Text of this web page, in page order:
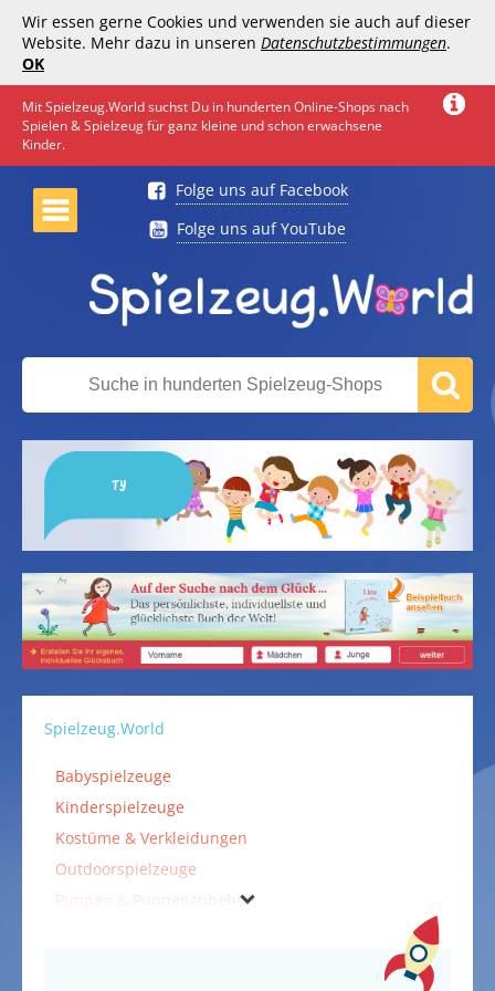
Wir essen gerne Cookies und verwenden sie auch auf dieser
Website. Mehr dazu in unseren Datenschutzbestimmungen.
OK
Mit Spielzeug.World suchst Du in hunderten Online-Shops nach
Spielen & Spielzeug für ganz kleine und schon erwachsene
Kinder.
Folge uns auf Facebook
Folge uns auf YouTube
TY
Spielzeug.World
Babyspielzeuge
Kinderspielzeuge
Kostüme & Verkleidungen
Outdoorspielzeuge
Puppen & Puppenzubehör